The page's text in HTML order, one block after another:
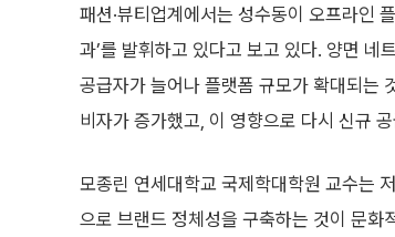
패션·뷰티업계에서는 성수동이 오프라인
과’를 발휘하고 있다고 보고 있다. 양면 네
공급자가 늘어나 플랫폼 규모가 확대되는
비자가 증가했고, 이 영향으로 다시 신규
모종린 연세대학교 국제학대학원 교수는
으로 브랜드 정체성을 구축하는 것이 문화